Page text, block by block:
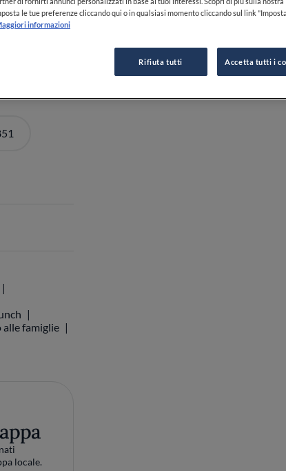
famiglie
locale.
le tue preferenze cliccando qui o in qualsiasi momento cliccando sul link
informazioni
Rifiuta tutti Accetta tutti i